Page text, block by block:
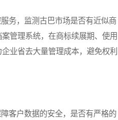
务，监测古巴市场是否有近似商
管理系统，在商标续展期、使用
业省去大量管理成本，避免权利
客户数据的安全，是否有严格的